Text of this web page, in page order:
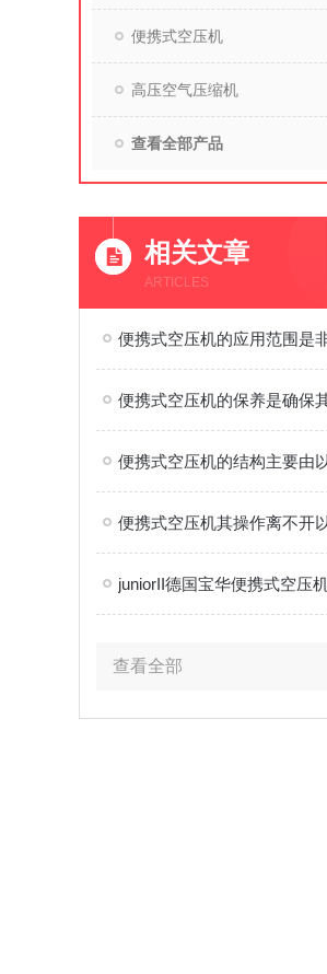
便携式空压机
高压空气压缩机
查看全部产品
相关文章
ARTICLES
便携式空压机其操作离不开
查看全部